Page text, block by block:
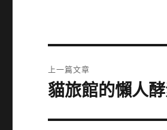
章
上一篇文章
上
篇
貓旅館的懶人